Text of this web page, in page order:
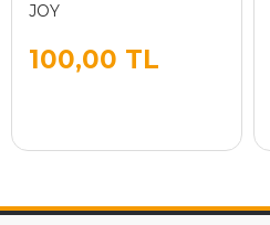
JOY
100,00 TL